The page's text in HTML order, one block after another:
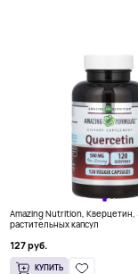
Amazing Nutrition, Кверцетин,
растительных капсул
127 руб.
КУПИТЬ